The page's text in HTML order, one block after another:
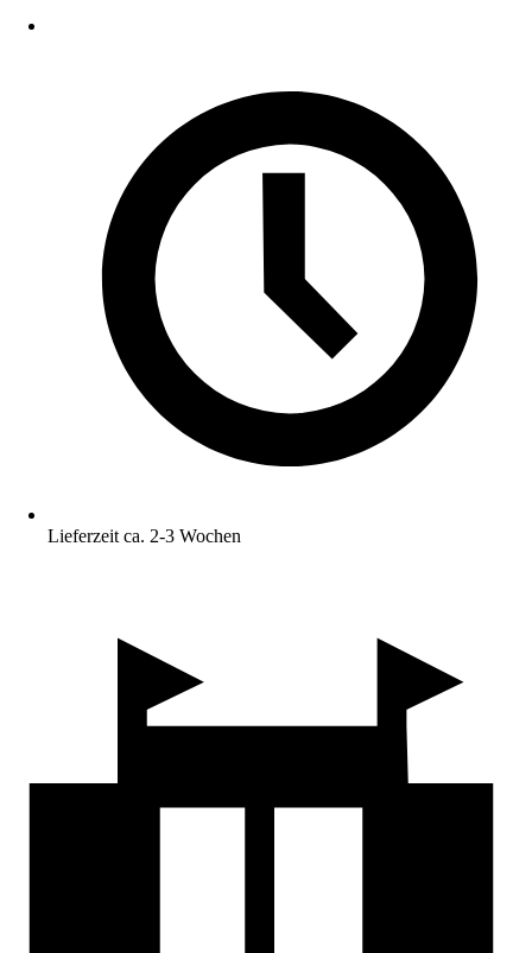
Lieferzeit ca. 2-3 Wochen